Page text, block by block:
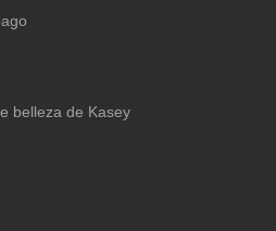
belleza de Kasey